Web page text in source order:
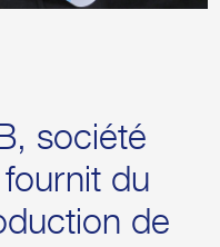
société
du
de